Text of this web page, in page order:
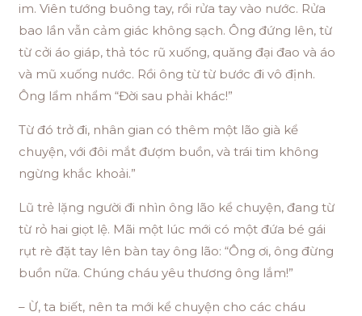
im. Viên tướng buông tay, rồi rửa tay vào nước. Rửa
bao lần vẫn cảm giác không sạch. Ông đứng lên, từ
từ cởi áo giáp, thả tóc rũ xuống, quăng đại đao và áo
và mũ xuống nước. Rồi ông từ từ bước đi vô định.
Ông lẩm nhẩm “Đời sau phải khác!”
Từ đó trở đi, nhân gian có thêm một lão già kể
chuyện, với đôi mắt đượm buồn, và trái tim không
ngừng khắc khoải.”
Lũ trẻ lặng người đi nhìn ông lão kể chuyện, đang từ
từ rỏ hai giọt lệ. Mãi một lúc mới có một đứa bé gái
rụt rè đặt tay lên bàn tay ông lão: “Ông ơi, ông đừng
buồn nữa. Chúng cháu yêu thương ông lắm!”
– Ừ, ta biết, nên ta mới kể chuyện cho các cháu